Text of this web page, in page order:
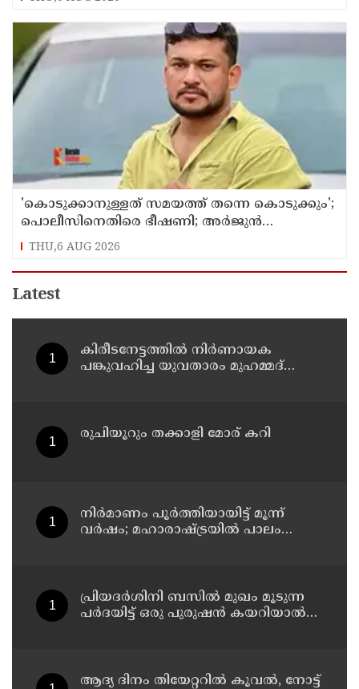
'കൊടുക്കാനുള്ളത് സമയത്ത് തന്നെ കൊടുക്കും';
പൊലീസിനെതിരെ ഭീഷണി; അർജുൻ
ആയങ്കിക്കെതിരെ കേസെടുത്തു
THU,6 AUG 2026
Latest
കിരീടനേട്ടത്തില്‍ നിര്‍ണായക
പങ്കുവഹിച്ച യുവതാരം മുഹമ്മദ്
രുചിയൂറും തക്കാളി മോര് കറി
നിർമാണം പൂർത്തിയായിട്ട് മൂന്ന്
വർഷം; മഹാരാഷ്ട്രയിൽ പാലം
പ്രിയദർശിനി ബസിൽ മുഖം മൂടുന്ന
പർദയിട്ട് ഒരു പുരുഷൻ കയറിയാൽ
ആദ്യ ദിനം തിയേറ്ററില്‍ കൂവല്‍, നോട്ട്